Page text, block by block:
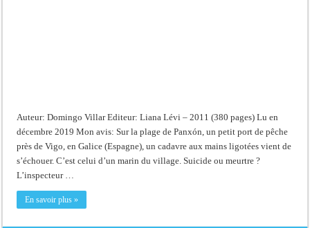
Auteur: Domingo Villar Editeur: Liana Lévi – 2011 (380 pages) Lu en
décembre 2019 Mon avis: Sur la plage de Panxón, un petit port de pêche
près de Vigo, en Galice (Espagne), un cadavre aux mains ligotées vient de
s’échouer. C’est celui d’un marin du village. Suicide ou meurtre ?
L’inspecteur …
En savoir plus »